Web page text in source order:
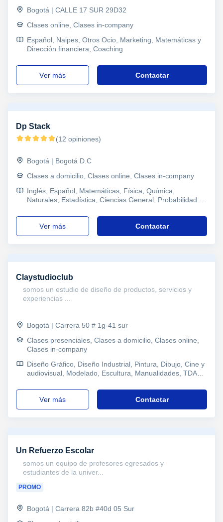
Bogotá | CALLE 17 SUR 29D32
Clases online, Clases in-company
Español, Naipes, Otros Ocio, Marketing, Matemáticas y
Dirección financiera, Coaching
ver más Contactar
Dp Stack
(12 opiniones)
Bogotá | Bogotá D.C
Clases a domicilio, Clases online, Clases in-company
Inglés, Español, Matemáticas, Física, Química,
Naturales, Estadística, Ciencias General, Probabilidad y
Oratoria y comunicación, Lectura, Tecnología,
Programación, Informática, Ofimática, Mecanografía,
Diseño Web, Desarrollo de Videojuegos, Inteligencia
Educación, Psicologia, Técnicas de estudio, Pedagogía
ver más Contactar
Claystudioclub
somos un estudio de diseño de productos, servicios y
experiencias ...
Bogotá | Carrera 50 # 1g-41 sur
Clases presenciales, Clases a domicilio, Clases online,
Clases in-company
Diseño Gráfico, Diseño Industrial, Pintura, Dibujo, Cine y
audiovisual, Modelado, Escultura, Manualidades, TDAH
ver más Contactar
Un Refuerzo Escolar
somos un equipo de profesores egresados y
estudiantes de la univer...
PROMO
Bogotá | Carrera 82b #40d 05 Sur